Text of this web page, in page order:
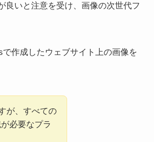
良いと注意を受け、画像の次世代フ
作成したウェブサイト上の画像を
が、すべての
必要なプラ